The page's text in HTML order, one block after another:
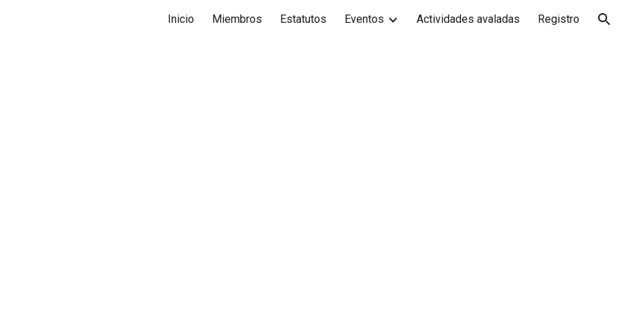
Skip to navigation
Inicio Miembros Estatutos Eventos Actividades avaladas Registro